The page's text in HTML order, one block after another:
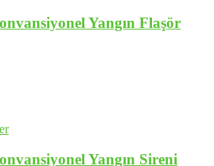
Yangın Flaşör
Yangın Sireni